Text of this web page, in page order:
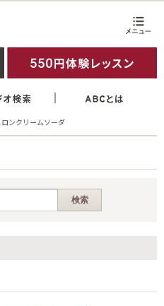
ロンクリームソーダ